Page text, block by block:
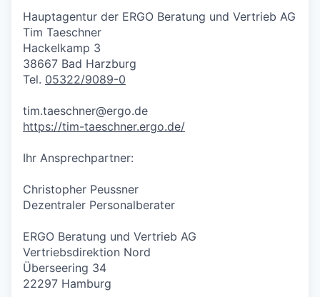
Hauptagentur der ERGO Beratung und Vertrieb AG
Tim Taeschner
Hackelkamp 3
38667 Bad Harzburg
Tel. 05322/9089-0
tim.taeschner@ergo.de
https://tim-taeschner.ergo.de/
Ihr Ansprechpartner:
Christopher Peussner
Dezentraler Personalberater
ERGO Beratung und Vertrieb AG
Vertriebsdirektion Nord
Überseering 34
22297 Hamburg